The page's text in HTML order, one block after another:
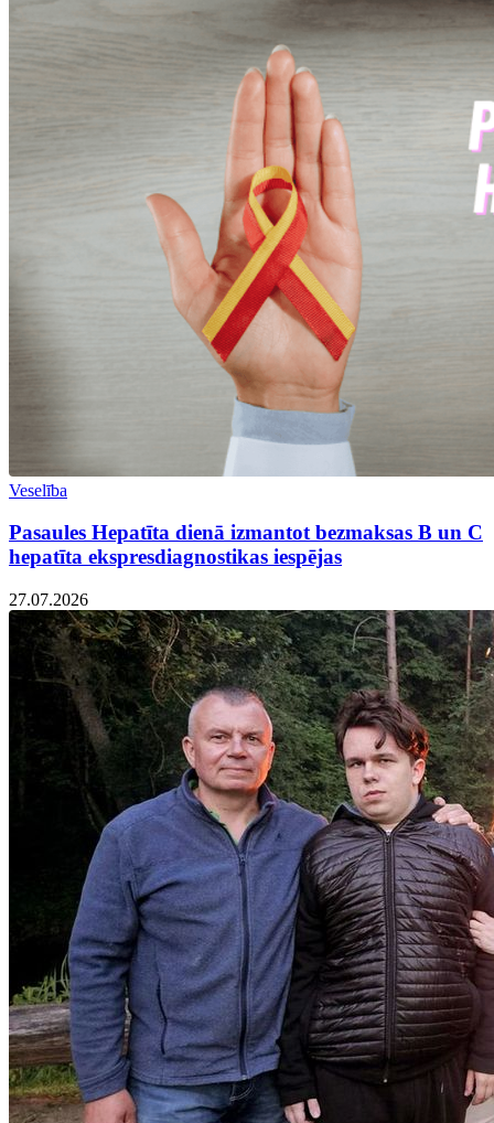
Veselība
Pasaules Hepatīta dienā izmantot bezmaksas B un C
hepatīta ekspresdiagnostikas iespējas
27.07.2026